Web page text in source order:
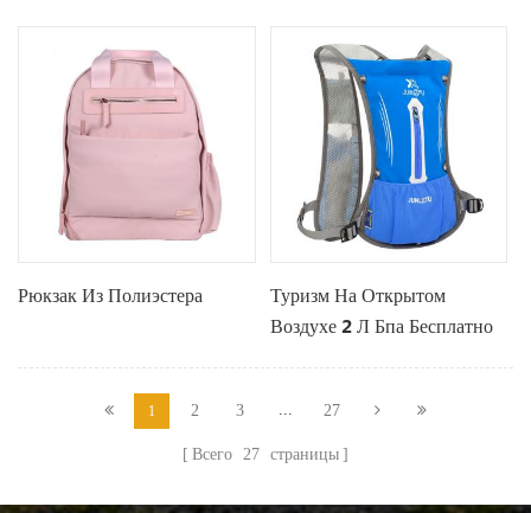
Пеленки Сумки Для
Беременных
Рюкзак Из Полиэстера
Туризм На Открытом
Воздухе 2 Л Бпа Бесплатно
1 2 3 ... 27
Всего 27 страницы